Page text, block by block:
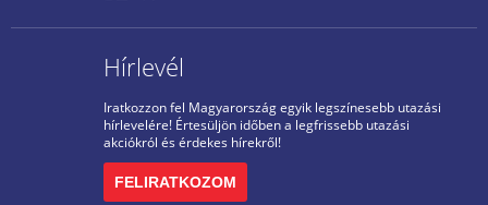
Hírlevél
Iratkozzon fel Magyarország egyik legszínesebb utazási
hírlevelére! Értesüljön időben a legfrissebb utazási
akciókról és érdekes hírekről!
FELIRATKOZOM